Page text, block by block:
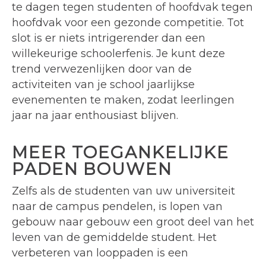
te dagen tegen studenten of hoofdvak tegen
hoofdvak voor een gezonde competitie. Tot
slot is er niets intrigerender dan een
willekeurige schoolerfenis. Je kunt deze
trend verwezenlijken door van de
activiteiten van je school jaarlijkse
evenementen te maken, zodat leerlingen
jaar na jaar enthousiast blijven.
MEER TOEGANKELIJKE
PADEN BOUWEN
Zelfs als de studenten van uw universiteit
naar de campus pendelen, is lopen van
gebouw naar gebouw een groot deel van het
leven van de gemiddelde student. Het
verbeteren van looppaden is een